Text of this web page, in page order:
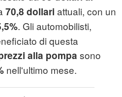
70,8 dollari attuali, con un
. Gli automobilisti,
di questa
alla pompa sono
nell'ultimo mese.